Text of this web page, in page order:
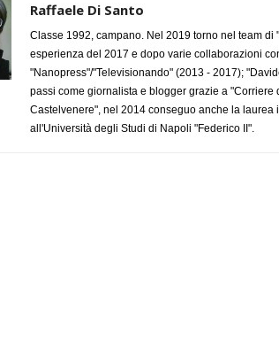
Raffaele Di Santo
Classe 1992, campano. Nel 2019 torno nel team
esperienza del 2017 e dopo varie collaborazioni
"Nanopress"/"Televisionando" (2013 - 2017);
passi come giornalista e blogger grazie a "Corriere
Castelvenere", nel 2014 conseguo anche la laurea
all'Università degli Studi di Napoli "Federico II".